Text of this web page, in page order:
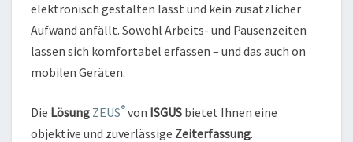
elektronisch gestalten lässt und kein zusätzlicher
Aufwand anfällt. Sowohl Arbeits- und Pausenzeiten
lassen sich komfortabel erfassen – und das auch on
mobilen Geräten.
Die Lösung ZEUS® von ISGUS bietet Ihnen eine
objektive und zuverlässige Zeiterfassung.